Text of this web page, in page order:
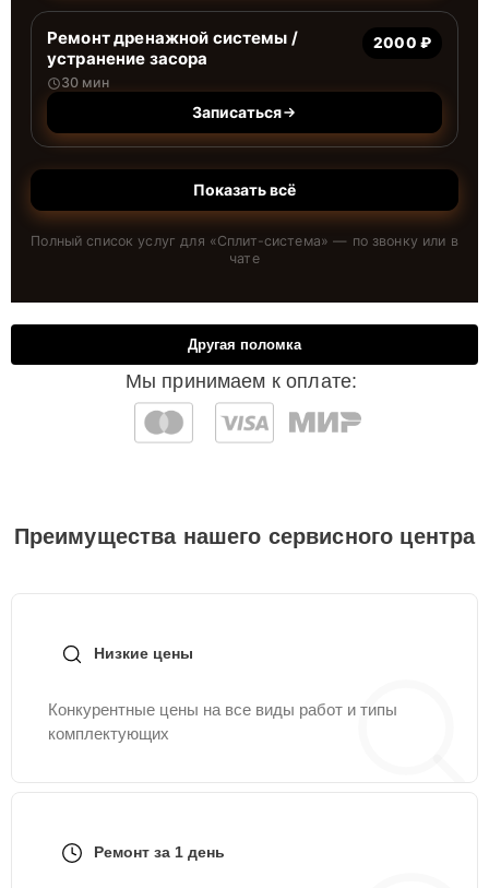
Ремонт дренажной системы /
устранение засора
30 мин
2000 ₽
Записаться
Показать всё
Полный список услуг для «Сплит-система» — по звонку или в
чате
Мы принимаем к оплате:
Другая поломка
Преимущества нашего сервисного центра
Низкие цены
Конкурентные цены на все виды работ и типы
комплектующих
Ремонт за 1 день